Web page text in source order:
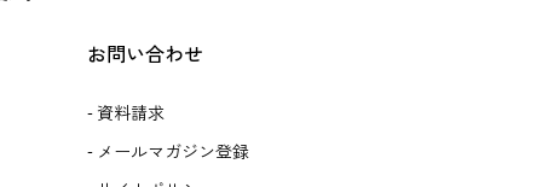
お問い合わせ
資料請求
メールマガジン登録